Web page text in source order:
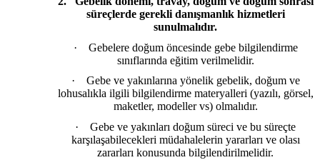
süreçlerde gerekli danışmanlık hizmetleri
sunulmalıdır.
·
Gebelere doğum öncesinde gebe bilgilendirme
sınıflarında eğitim verilmelidir.
·
Gebe ve yakınlarına yönelik gebelik, doğum ve
lohusalıkla ilgili bilgilendirme materyalleri (yazılı, görsel,
maketler, modeller vs) olmalıdır.
·
Gebe ve yakınları doğum süreci ve bu süreçte
karşılaşabilecekleri müdahalelerin yararları ve olası
zararları konusunda bilgilendirilmelidir.